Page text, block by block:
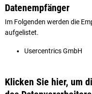
Datenempfänger
Im Folgenden werden die
aufgelistet.
Usercentrics GmbH
Klicken Sie hier, um